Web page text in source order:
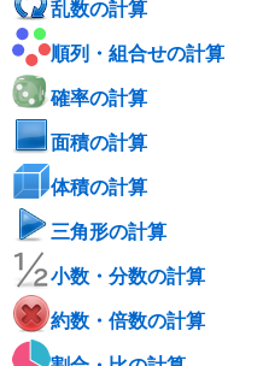
乱数の計算
順列・組合せの計算
確率の計算
面積の計算
体積の計算
三角形の計算
小数・分数の計算
約数・倍数の計算